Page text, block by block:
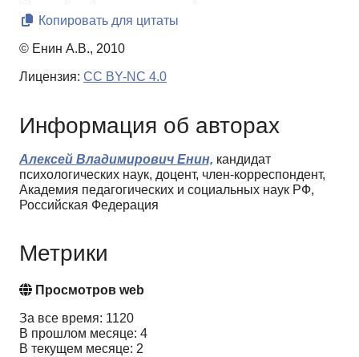
Копировать для цитаты
© Енин А.В., 2010
Лицензия: CC BY-NC 4.0
Информация об авторах
Алексей Владимирович Енин, кандидат
психологических наук, доцент, член-корреспондент,
Академия педагогических и социальных наук РФ,
Российская Федерация
Метрики
Просмотров web
За все время: 1120
В прошлом месяце: 4
В текущем месяце: 2